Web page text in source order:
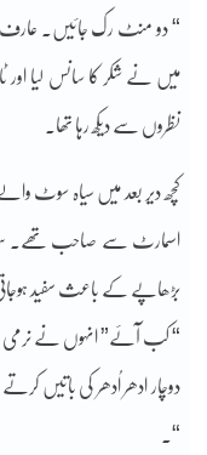
“ دو منٹ رک جائیں۔ عارف
میں نے شکر کا سانس لیا اور
نظروں سے دیکھ رہا تھا۔
کچھ دیر بعد میں سیاہ سوٹ
اسمارٹ سے صاحب تھے۔ سر
بڑھاپے کے باعث سفید ہوجاتی
“ کب آئے” انہوں نے نرمی
دوچار ادھر اُدھر کی باتیں
“۔